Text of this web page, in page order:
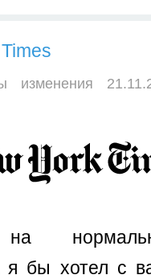
изменения
я бы хотел с